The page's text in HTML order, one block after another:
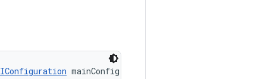
IConfiguration mainConfig,